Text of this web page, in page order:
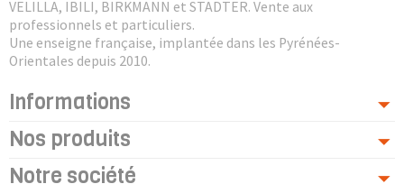
VELILLA, IBILI, BIRKMANN et STADTER. Vente aux
professionnels et particuliers.
Une enseigne française, implantée dans les Pyrénées-
Orientales depuis 2010.
Informations
Nos produits
Notre société